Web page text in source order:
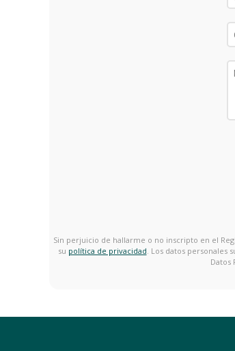
Sin perjuicio de hallarme o no inscripto en el
su política de privacidad. Los datos personales
Datos